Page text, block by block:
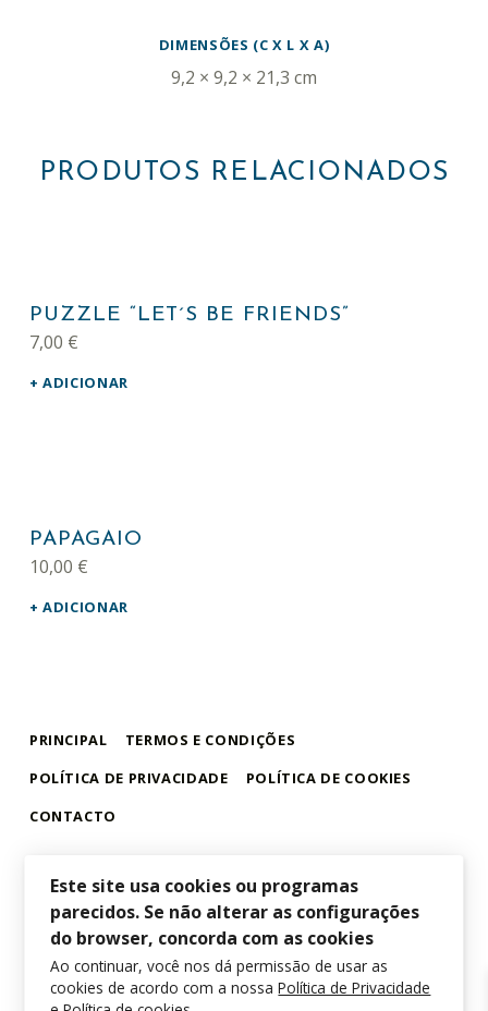
DIMENSÕES (C X L X A)
9,2 × 9,2 × 21,3 cm
PRODUTOS RELACIONADOS
PUZZLE “LET´S BE FRIENDS”
7,00 €
ADICIONAR
PAPAGAIO
10,00 €
ADICIONAR
PRINCIPAL
TERMOS E CONDIÇÕES
POLÍTICA DE PRIVACIDADE
POLÍTICA DE COOKIES
CONTACTO
loja alamar
LOJA ONLINE DO MUSEU DA BALEIA – ALAMAR STORE
Este site usa cookies ou programas
parecidos. Se não alterar as configurações
do browser, concorda com as cookies
Ao continuar, você nos dá permissão de usar as
cookies de acordo com a nossaPolítica de Privacidade